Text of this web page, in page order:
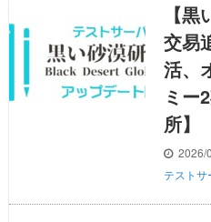
【
交易
活、
ミー
所】
2026/
テストサ